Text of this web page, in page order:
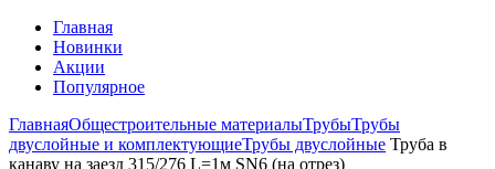
Главная
Новинки
Акции
Популярное
ГлавнаяОбщестроительные материалыТрубыТрубы
двуслойные и комплектующиеТрубы двуслойные Труба в
канаву на заезд 315/276 L=1м SN6 (на отрез)